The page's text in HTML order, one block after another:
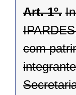
Art. 1º.
com